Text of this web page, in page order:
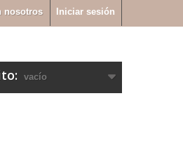
Iniciar sesión
nosotros
vacío